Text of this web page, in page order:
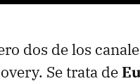
dos de los
Se trata de